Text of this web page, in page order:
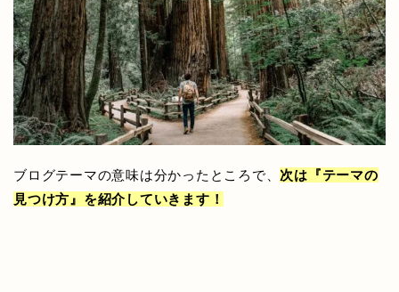
ブログテーマの意味は分かったところで、次は『テーマの
見つけ方』を紹介していきます！